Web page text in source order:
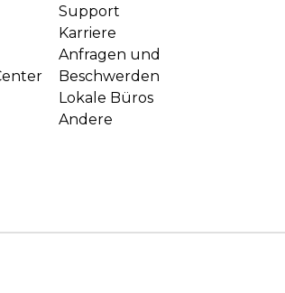
Support
Karriere
Anfragen und
Beschwerden
Lokale Büros
Andere